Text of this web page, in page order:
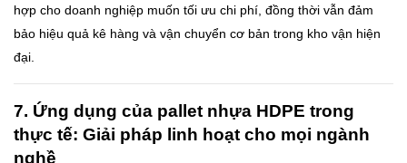
hợp cho doanh nghiệp muốn tối ưu chi phí, đồng thời vẫn đảm
bảo hiệu quả kê hàng và vận chuyển cơ bản trong kho vận hiện
đại.
7. Ứng dụng của pallet nhựa HDPE trong
thực tế: Giải pháp linh hoạt cho mọi ngành
nghề